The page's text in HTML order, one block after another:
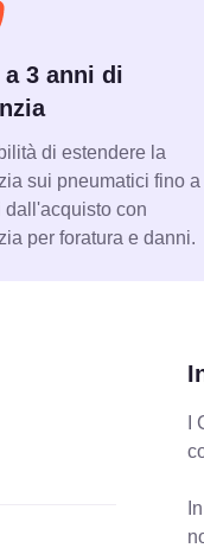
a 3 anni di
di estendere la
sui pneumatici fino a
dall'acquisto con
per foratura e danni.